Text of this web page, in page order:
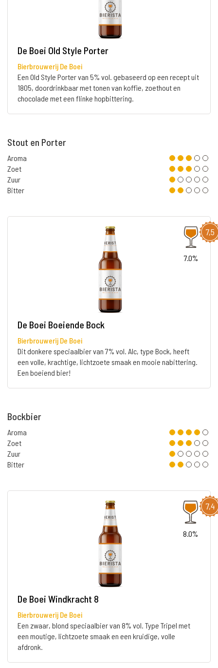
De Boei Old Style Porter
Bierbrouwerij De Boei
Een Old Style Porter van 5% vol. gebaseerd op een recept uit
1805, doordrinkbaar met tonen van koffie, zoethout en
chocolade met een flinke hopbittering.
Stout en Porter
Aroma
Zoet
Zuur
Bitter
7,5
7.0%
De Boei Boeiende Bock
Bierbrouwerij De Boei
Dit donkere speciaalbier van 7% vol. Alc, type Bock, heeft
een volle, krachtige, lichtzoete smaak en mooie nabittering.
Een boeiend bier!
Bockbier
Aroma
Zoet
Zuur
Bitter
7,4
8.0%
De Boei Windkracht 8
Bierbrouwerij De Boei
Een zwaar, blond speciaalbier van 8% vol. Type Tripel met
een moutige, lichtzoete smaak en een kruidige, volle
afdronk.